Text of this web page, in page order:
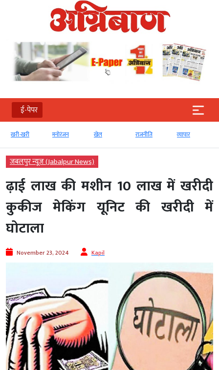
ई-पेपर
खरी-खरी मनोरंजन खेल राजनीति व्‍यापार
जबलपुर न्यूज़ (Jabalpur News)
ढ़ाई लाख की मशीन 10 लाख में खरीदी
कुकीज मेकिंग यूनिट की खरीदी में
घोटाला
November 23, 2024 Kapil